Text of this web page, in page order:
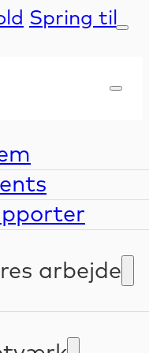
Spring til
arbejde